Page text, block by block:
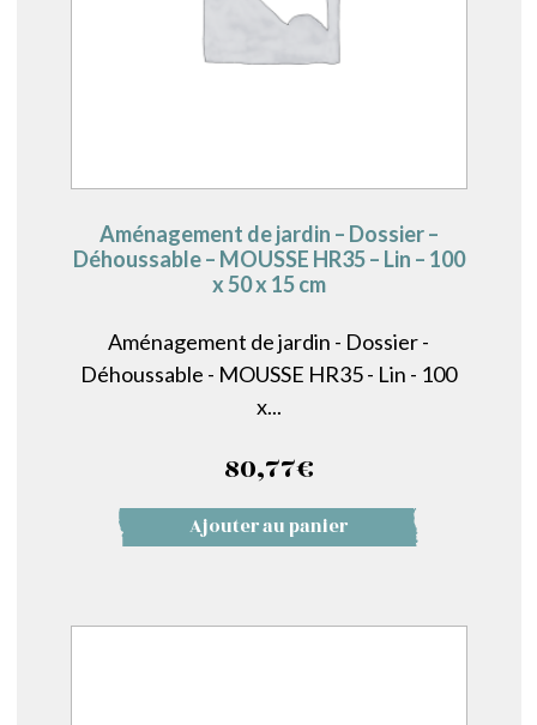
Aménagement de jardin – Dossier –
Déhoussable – MOUSSE HR35 – Lin – 100
x 50 x 15 cm
Aménagement de jardin - Dossier -
Déhoussable - MOUSSE HR35 - Lin - 100
x...
80,77€
Ajouter au panier